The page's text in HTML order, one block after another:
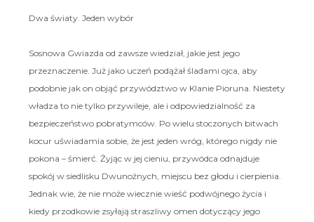
Dwa światy. Jeden wybór
Sosnowa Gwiazda od zawsze wiedział, jakie jest jego
przeznaczenie. Już jako uczeń podążał śladami ojca, aby
podobnie jak on objąć przywództwo w Klanie Pioruna. Niestety
władza to nie tylko przywileje, ale i odpowiedzialność za
bezpieczeństwo pobratymców. Po wielu stoczonych bitwach
kocur uświadamia sobie, że jest jeden wróg, którego nigdy nie
pokona – śmierć. Żyjąc w jej cieniu, przywódca odnajduje
spokój w siedlisku Dwunożnych, miejscu bez głodu i cierpienia.
Jednak wie, że nie może wiecznie wieść podwójnego życia i
kiedy przodkowie zsyłają straszliwy omen dotyczący jego